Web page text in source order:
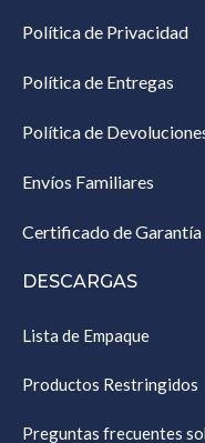
Política de Privacidad
Política de Entregas
Política de
Envíos Familiares
Certificado de Garantía
DESCARGAS
Lista de Empaque
Productos Restringidos
Preguntas frecuentes